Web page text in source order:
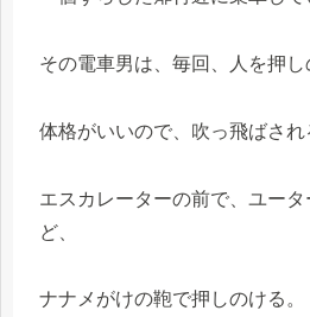
その電車男は、毎回、人を押し
体格がいいので、吹っ飛ばされ
エスカレーターの前で、ユー
ど、
ナナメがけの鞄で押しのける。